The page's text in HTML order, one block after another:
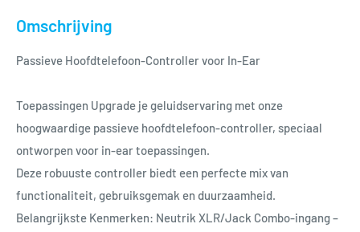
Omschrijving
Passieve Hoofdtelefoon-Controller voor In-Ear
Toepassingen Upgrade je geluidservaring met onze
hoogwaardige passieve hoofdtelefoon-controller, speciaal
ontworpen voor in-ear toepassingen.
Deze robuuste controller biedt een perfecte mix van
functionaliteit, gebruiksgemak en duurzaamheid.
Belangrijkste Kenmerken: Neutrik XLR/Jack Combo-ingang –